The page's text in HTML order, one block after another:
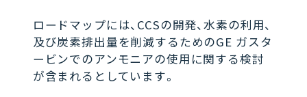
ロードマップには、CCSの開発、水素の利用、
及び炭素排出量を削減するためのGE ガスタ
ービンでのアンモニアの使用に関する検討
が含まれるとしています。